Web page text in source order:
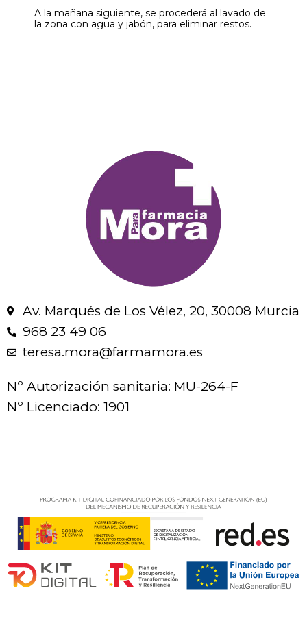
A la mañana siguiente, se procederá al lavado de
la zona con agua y jabón, para eliminar restos.
Av. Marqués de Los Vélez, 20, 30008 Murcia
968 23 49 06
teresa.mora@farmamora.es
Nº Autorización sanitaria: MU-264-F
Nº Licenciado: 1901